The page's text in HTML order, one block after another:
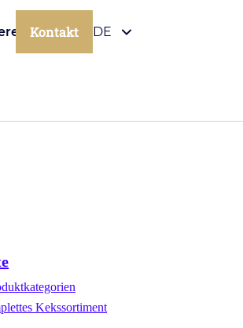
Kontakt DE
Kekssortiment